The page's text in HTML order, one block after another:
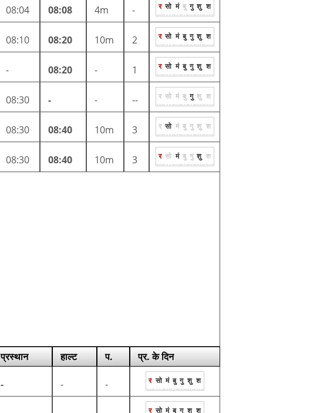
08:04 08:08 4m - र सो मं बु गु शु श
08:10 08:20 10m 2 र सो मं बु गु शु श
- 08:20 - 1 र सो मं बु गु शु श
08:30 - - -- र सो मं बु गु शु श
08:30 08:40 10m 3 र सो मं बु गु शु श
08:30 08:40 10m 3 र सो मं बु गु शु श
प्रस्थान हाल्ट प. प्र. के दिन
- - - र सो मं बु गु शु श
र सो मं बु गु शु श